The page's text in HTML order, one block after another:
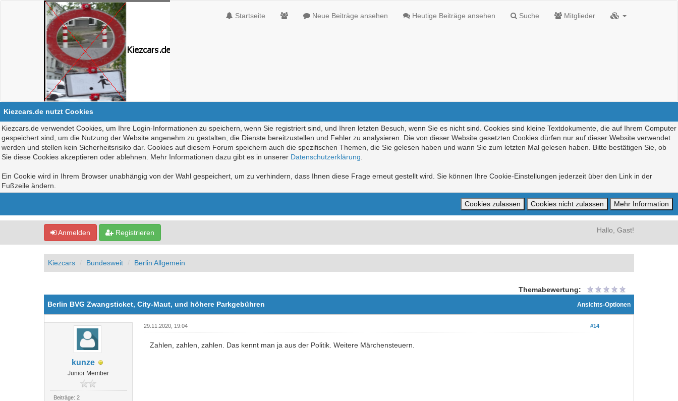
Startseite Neue Beiträge ansehen Heutige Beiträge ansehen Suche Mitglieder
Kiezcars.de nutzt Cookies
Kiezcars.de verwendet Cookies, um Ihre Login-Informationen zu speichern, wenn Sie registriert sind, und Ihren letzten Besuch, wenn Sie es nicht sind. Cookies sind kleine Textdokumente, die auf Ihrem Computer
gespeichert sind, um die Nutzung der Website angenehm zu gestalten, die Dienste bereitzustellen und Fehler zu analysieren. Die von dieser Website gesetzten Cookies dürfen nur auf dieser Website verwendet
werden und stellen kein Sicherheitsrisiko dar. Cookies auf diesem Forum speichern auch die spezifischen Themen, die Sie gelesen haben und wann Sie zum letzten Mal gelesen haben. Bitte bestätigen Sie, ob
Sie diese Cookies akzeptieren oder ablehnen. Mehr Informationen dazu gibt es in unserer Datenschutzerklärung
Ein Cookie wird in Ihrem Browser unabhängig von der Wahl gespeichert, um zu verhindern, dass Ihnen diese Frage erneut gestellt wird. Sie können Ihre Cookie-Einstellungen jederzeit über den Link in der
Fußzeile ändern.
Anmelden Registrieren Hallo, Gast!
Kiezcars Bundesweit Berlin Allgemein
Themabewertung:
Ansichts-Optionen
Berlin BVG Zwangsticket, City-Maut, und höhere Parkgebühren
kunze
Junior Member
Beiträge: 2
#14
29.11.2020, 19:04
Zahlen, zahlen, zahlen. Das kennt man ja aus der Politik. Weitere Märchensteuern.